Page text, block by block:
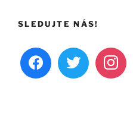
SLEDUJTE NÁS!
facebook twitter instagram